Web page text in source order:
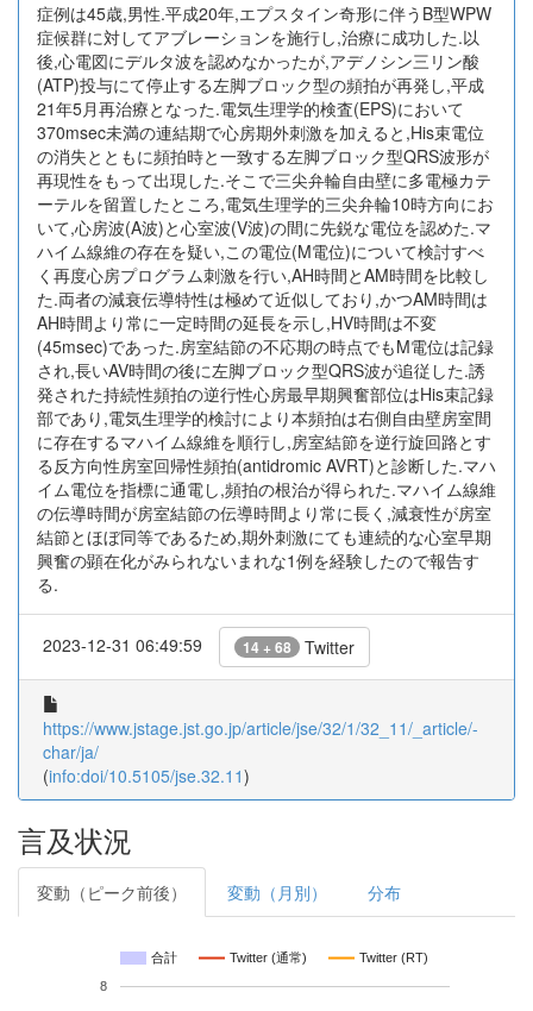
症例は45歳,男性.平成20年,エプスタイン奇形に伴うB型WPW
症候群に対してアブレーションを施行し,治療に成功した.以
後,心電図にデルタ波を認めなかったが,アデノシン三リン酸
(ATP)投与にて停止する左脚ブロック型の頻拍が再発し,平成
21年5月再治療となった.電気生理学的検査(EPS)において
370msec未満の連結期で心房期外刺激を加えると,His束電位
の消失とともに頻拍時と一致する左脚ブロック型QRS波形が
再現性をもって出現した.そこで三尖弁輪自由壁に多電極カテ
ーテルを留置したところ,電気生理学的三尖弁輪10時方向にお
いて,心房波(A波)と心室波(V波)の間に先鋭な電位を認めた.マ
ハイム線維の存在を疑い,この電位(M電位)について検討すべ
く再度心房プログラム刺激を行い,AH時間とAM時間を比較し
た.両者の減衰伝導特性は極めて近似しており,かつAM時間は
AH時間より常に一定時間の延長を示し,HV時間は不変
(45msec)であった.房室結節の不応期の時点でもM電位は記録
され,長いAV時間の後に左脚ブロック型QRS波が追従した.誘
発された持続性頻拍の逆行性心房最早期興奮部位はHis束記録
部であり,電気生理学的検討により本頻拍は右側自由壁房室間
に存在するマハイム線維を順行し,房室結節を逆行旋回路とす
る反方向性房室回帰性頻拍(antidromic AVRT)と診断した.マハ
イム電位を指標に通電し,頻拍の根治が得られた.マハイム線維
の伝導時間が房室結節の伝導時間より常に長く,減衰性が房室
結節とほぼ同等であるため,期外刺激にても連続的な心室早期
興奮の顕在化がみられないまれな1例を経験したので報告す
る.
2023-12-31 06:49:59 14 + 68 Twitter
https://www.jstage.jst.go.jp/article/jse/32/1/32_11/_article/-
char/ja/
(info:doi/10.5105/jse.32.11)
言及状況
変動（ピーク前後） 変動（月別） 分布
合計 Twitter (通常) Twitter (RT)
8